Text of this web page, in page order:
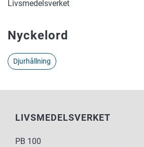
Livsmedelsverket
Nyckelord
Djurhållning
LIVSMEDELSVERKET
PB 100